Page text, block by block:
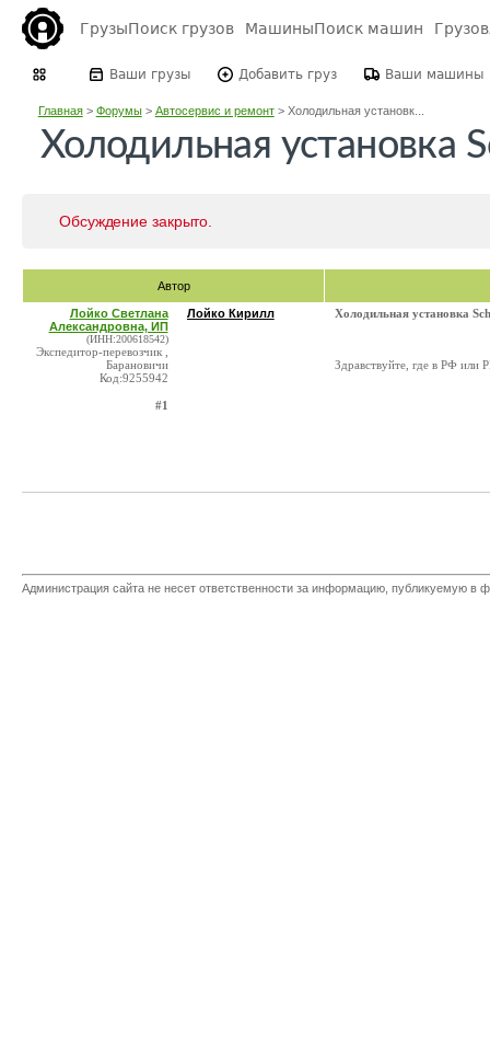
ГрузыПоиск грузов МашиныПоиск машин
Ваши грузы Добавить груз Ваши машины
Главная> Форумы> Автосервис и ремонт> Холодильная установк...
Холодильная установка
Обсуждение закрыто.
Автор
Лойко Светлана
Александровна, ИП
(ИНН:200618542)
Экспедитор-перевозчик ,
Барановичи
Код:9255942
#1
Лойко Кирилл Холодильная установка
Здравствуйте, где в РФ или
Администрация сайта не несет ответственности за информацию, публикуемую